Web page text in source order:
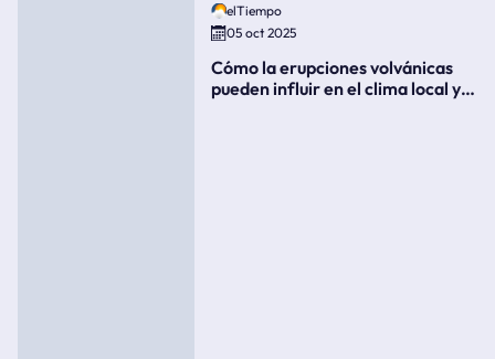
elTiempo
05 oct 2025
Cómo la erupciones volvánicas
pueden influir en el clima local y